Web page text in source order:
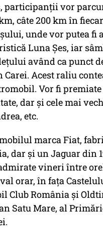
participanţii vor
câte 200 km în
unde vor putea fi
Luna Şes, iar
având ca punct
Acest raliu
Vor fi
dar şi cele mai
etc.
marca Fiat,
dar şi un Jaguar din
vineri între
orar, în faţa
Club România şi
Satu Mare, al